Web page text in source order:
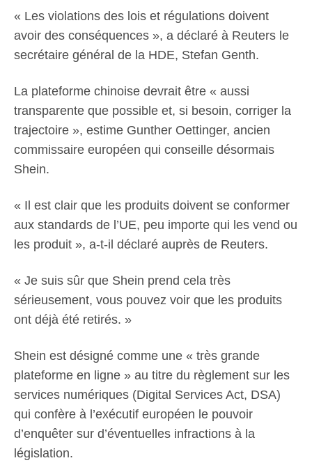
« Les violations des lois et régulations doivent
avoir des conséquences », a déclaré à Reuters le
secrétaire général de la HDE, Stefan Genth.
La plateforme chinoise devrait être « aussi
transparente que possible et, si besoin, corriger la
trajectoire », estime Gunther Oettinger, ancien
commissaire européen qui conseille désormais
Shein.
« Il est clair que les produits doivent se conformer
aux standards de l’UE, peu importe qui les vend ou
les produit », a-t-il déclaré auprès de Reuters.
« Je suis sûr que Shein prend cela très
sérieusement, vous pouvez voir que les produits
ont déjà été retirés. »
Shein est désigné comme une « très grande
plateforme en ligne » au titre du règlement sur les
services numériques (Digital Services Act, DSA)
qui confère à l’exécutif européen le pouvoir
d’enquêter sur d’éventuelles infractions à la
législation.